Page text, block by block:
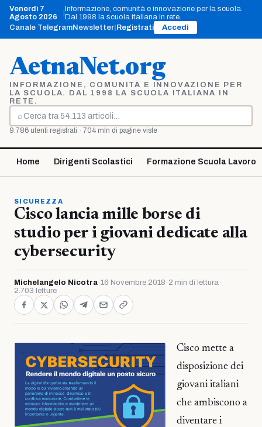
Vai
contenuto
Venerdì 7
Agosto 2026
Informazione, comunità e innovazione per la scuola.
Dal 1998 la scuola italiana in rete.
Canale TelegramNewsletter Registrati Accedi
AetnaNet.org
INFORMAZIONE, COMUNITÀ E INNOVAZIONE PER
LA SCUOLA. DAL 1998 LA SCUOLA ITALIANA IN
RETE.
⌕
Cerca
9.786 utenti registrati · 704 mln di pagine viste
Home Dirigenti Scolastici Formazione Scuola Lavoro
SICUREZZA
Cisco lancia mille borse di
studio per i giovani dedicate alla
cybersecurity
Michelangelo Nicotra·16 Novembre 2018 · 2 min di lettura·
2.703 letture
Cisco mette a
disposizione dei
giovani italiani
che ambiscono a
diventare i